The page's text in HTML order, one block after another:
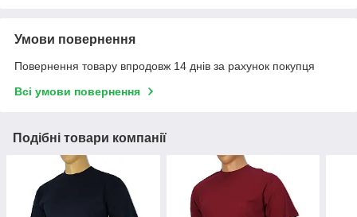
Умови повернення
Повернення товару впродовж 14 днів за рахунок покупця
Всі умови повернення
Подібні товари компанії